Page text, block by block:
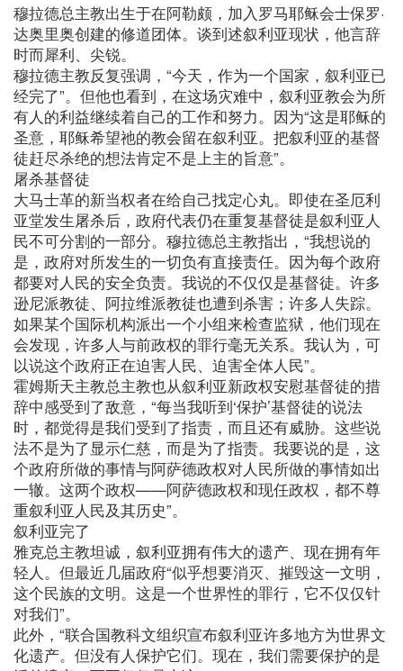
穆拉德总主教出生于在阿勒颇，加入罗马耶稣会士保罗·
达奥里奥创建的修道团体。谈到述叙利亚现状，他言辞
时而犀利、尖锐。
穆拉德主教反复强调，“今天，作为一个国家，叙利亚已
经完了”。但他也看到，在这场灾难中，叙利亚教会为所
有人的利益继续着自己的工作和努力。因为“这是耶稣的
圣意，耶稣希望祂的教会留在叙利亚。把叙利亚的基督
徒赶尽杀绝的想法肯定不是上主的旨意”。
屠杀基督徒
大马士革的新当权者在给自己找定心丸。即使在圣厄利
亚堂发生屠杀后，政府代表仍在重复基督徒是叙利亚人
民不可分割的一部分。穆拉德总主教指出，“我想说的
是，政府对所发生的一切负有直接责任。因为每个政府
都要对人民的安全负责。我说的不仅仅是基督徒。许多
逊尼派教徒、阿拉维派教徒也遭到杀害；许多人失踪。
如果某个国际机构派出一个小组来检查监狱，他们现在
会发现，许多人与前政权的罪行毫无关系。我认为，可
以说这个政府正在迫害人民、迫害全体人民”。
霍姆斯天主教总主教也从叙利亚新政权安慰基督徒的措
辞中感受到了敌意，“每当我听到‘保护’基督徒的说法
时，都觉得是我们受到了指责，而且还有威胁。这些说
法不是为了显示仁慈，而是为了指责。我要说的是，这
个政府所做的事情与阿萨德政权对人民所做的事情如出
一辙。这两个政权——阿萨德政权和现任政权，都不尊
重叙利亚人民及其历史”。
叙利亚完了
雅克总主教坦诚，叙利亚拥有伟大的遗产、现在拥有年
轻人。但最近几届政府“似乎想要消灭、摧毁这一文明，
这个民族的文明。这是一个世界性的罪行，它不仅仅针
对我们”。
此外，“联合国教科文组织宣布叙利亚许多地方为世界文
化遗产。但没有人保护它们。现在，我们需要保护的是